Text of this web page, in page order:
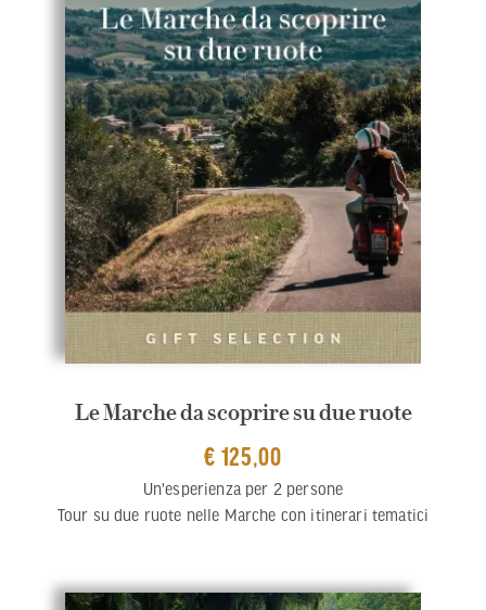
Le Marche da scoprire su due ruote
€ 125,00
Un'esperienza per 2 persone
Tour su due ruote nelle Marche con itinerari tematici